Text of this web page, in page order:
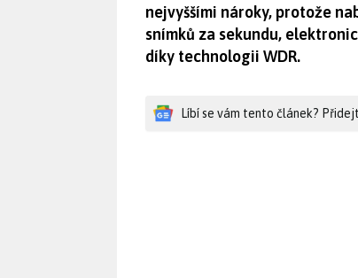
nejvyššími nároky, protože
snímků za sekundu,
díky technologii WDR.
Líbí se vám tento článek?